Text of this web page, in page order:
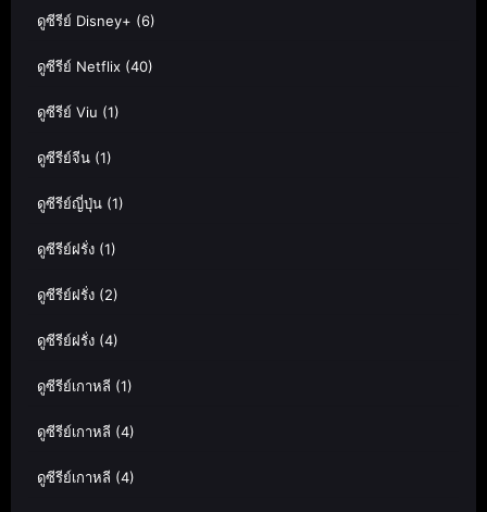
ดูซีรีย์ Disney+ (6)
ดูซีรีย์ Netflix (40)
ดูซีรีย์ Viu (1)
ดูซีรีย์จีน (1)
ดูซีรีย์ญี่ปุ่น (1)
ดูซีรีย์ฝรั่ง (1)
ดูซีรีย์ฝรั่ง (2)
ดูซีรีย์ฝรั่ง (4)
ดูซีรีย์เกาหลี (1)
ดูซีรีย์เกาหลี (4)
ดูซีรีย์เกาหลี (4)